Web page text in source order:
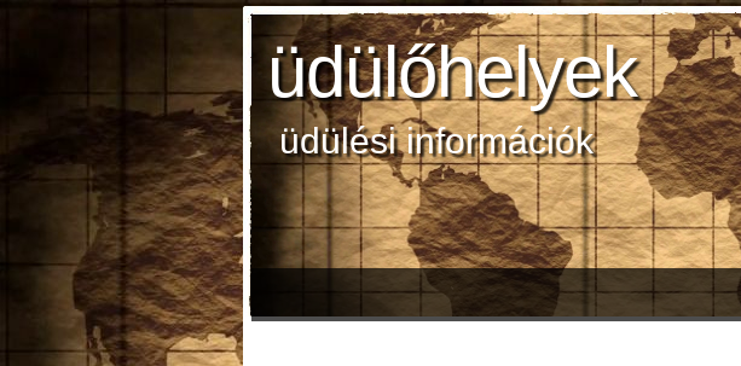
üdülőhelyek
üdülési információk